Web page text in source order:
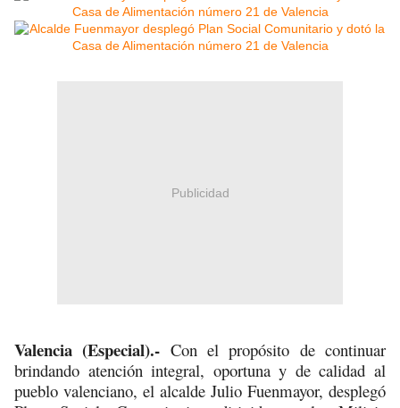
Publicidad
Valencia (Especial).- Con el propósito de continuar
brindando atención integral, oportuna y de calidad al
pueblo valenciano, el alcalde Julio Fuenmayor, desplegó